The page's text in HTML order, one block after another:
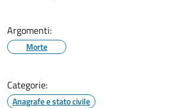
Argomenti:
Morte
Categorie:
Anagrafe e stato civile